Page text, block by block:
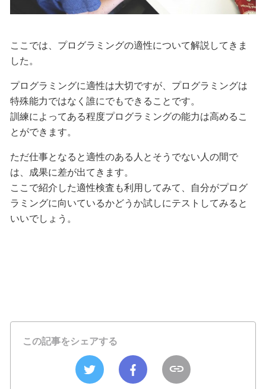
ここでは、プログラミングの適性について解説してきま
した。
プログラミングに適性は大切ですが、プログラミングは
特殊能力ではなく誰にでもできることです。
訓練によってある程度プログラミングの能力は高めるこ
とができます。
ただ仕事となると適性のある人とそうでない人の間で
は、成果に差が出てきます。
ここで紹介した適性検査も利用してみて、自分がプログ
ラミングに向いているかどうか試しにテストしてみると
いいでしょう。
この記事をシェアする